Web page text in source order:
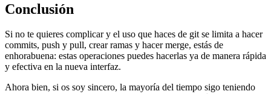
Conclusión
Si no te quieres complicar y el uso que haces de git se limita a hacer
commits, push y pull, crear ramas y hacer merge, estás de
enhorabuena: estas operaciones puedes hacerlas ya de manera rápida
y efectiva en la nueva interfaz.
Ahora bien, si os soy sincero, la mayoría del tiempo sigo teniendo